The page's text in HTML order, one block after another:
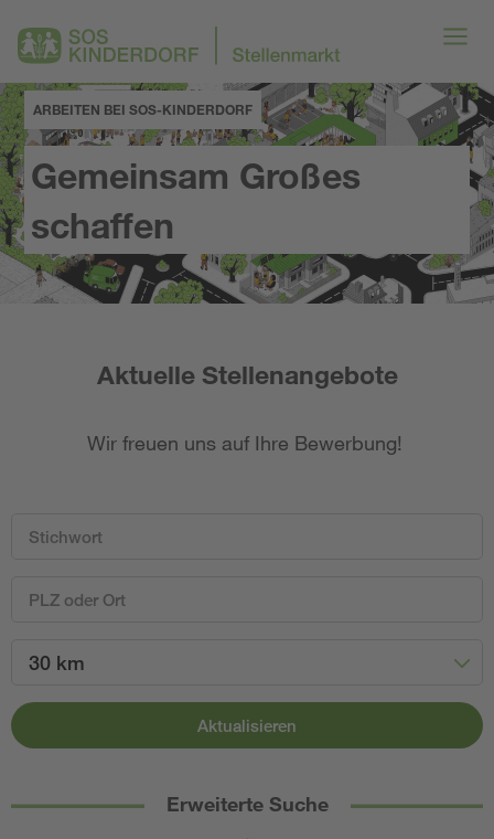
ARBEITEN BEI SOS-KINDERDORF
Gemeinsam Großes
schaffen
Aktuelle Stellenangebote
Wir freuen uns auf Ihre Bewerbung!
30 km
Aktualisieren
Erweiterte Suche